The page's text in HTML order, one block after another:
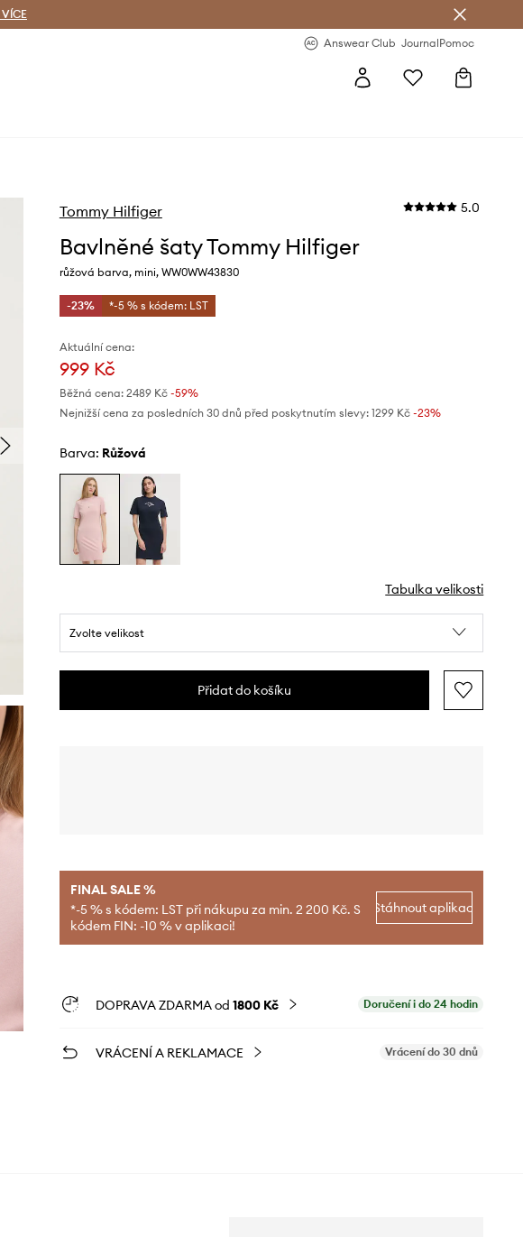
VÍCE
Answear Club JournalPomoc
Tommy Hilfiger 5.0
Bavlněné šaty Tommy Hilfiger
růžová barva, mini, WW0WW43830
-23% *-5 % s kódem: LST
Aktuální cena:
999 Kč
Běžná cena: 2489 Kč-59%
Nejnižší cena za posledních 30 dnů před poskytnutím slevy: 1299 Kč -23%
Barva: růžová
Tabulka velikosti
Zvolte velikost
Přidat do košíku
FINAL SALE %
*-5 % s kódem: LST při nákupu za min. 2 200 Kč. S
kódem FIN: -10 % v aplikaci!
Stáhnout aplikaci
DOPRAVA ZDARMA od 1800 Kč Doručení i do 24 hodin
VRÁCENÍ A REKLAMACE Vrácení do 30 dnů